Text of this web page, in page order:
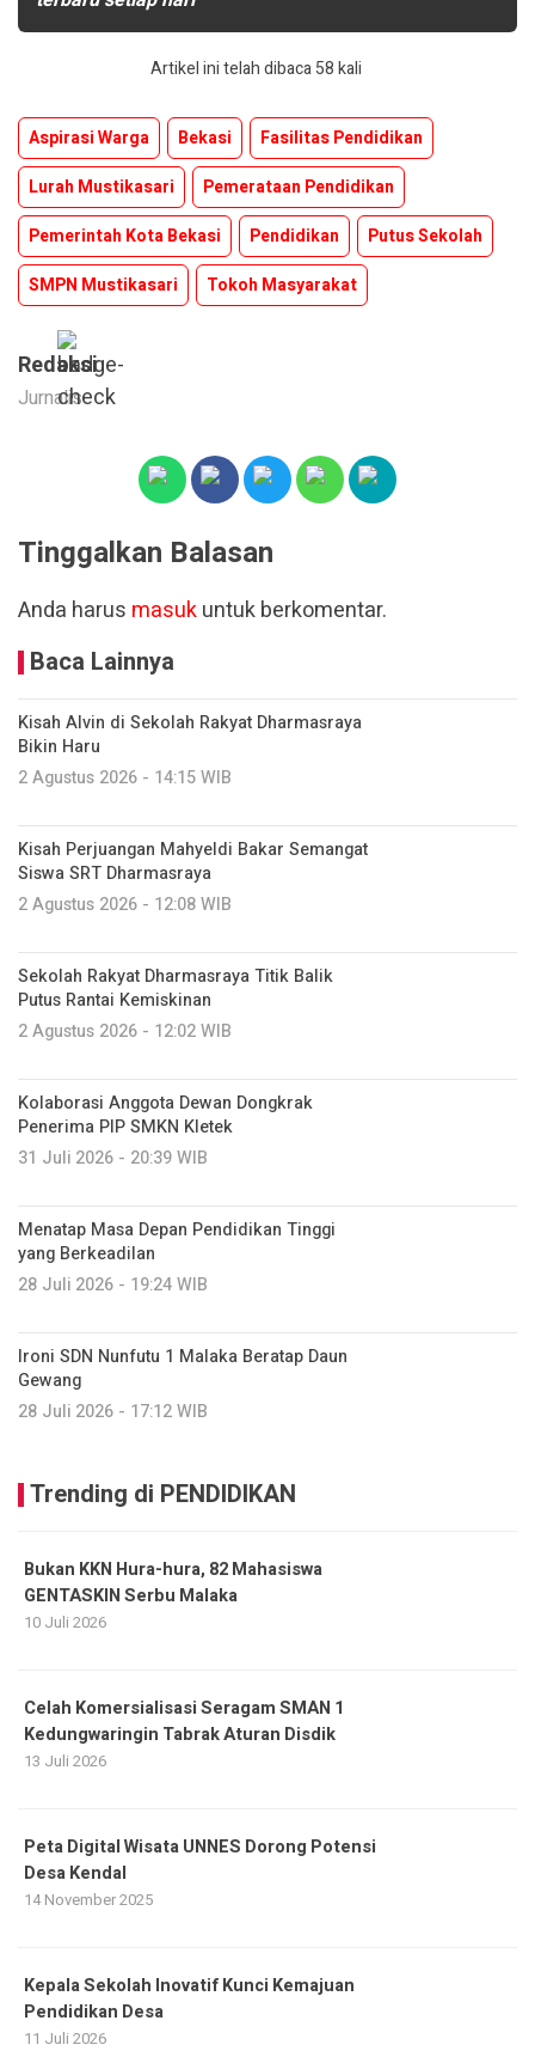
Artikel ini telah dibaca 58 kali
Aspirasi Warga Bekasi
Fasilitas Pendidikan
Lurah Mustikasari
Pemerataan Pendidikan
Pemerintah Kota Bekasi
Pendidikan
Putus Sekolah
SMPN Mustikasari
Tokoh Masyarakat
Redaksi
Jurnalis
Tinggalkan Balasan
Anda harus masukuntuk berkomentar.
Baca Lainnya
Kisah Alvin di Sekolah Rakyat Dharmasraya
Bikin Haru
2 Agustus 2026 - 14:15 WIB
Kisah Perjuangan Mahyeldi Bakar Semangat
Siswa SRT Dharmasraya
2 Agustus 2026 - 12:08 WIB
Sekolah Rakyat Dharmasraya Titik Balik
Putus Rantai Kemiskinan
2 Agustus 2026 - 12:02 WIB
Kolaborasi Anggota Dewan Dongkrak
Penerima PIP SMKN Kletek
31 Juli 2026 - 20:39 WIB
Menatap Masa Depan Pendidikan Tinggi
yang Berkeadilan
28 Juli 2026 - 19:24 WIB
Ironi SDN Nunfutu 1 Malaka Beratap Daun
Gewang
28 Juli 2026 - 17:12 WIB
Trending di PENDIDIKAN
Bukan KKN Hura-hura, 82 Mahasiswa
GENTASKIN Serbu Malaka
10 Juli 2026
Celah Komersialisasi Seragam SMAN 1
Kedungwaringin Tabrak Aturan Disdik
13 Juli 2026
Peta Digital Wisata UNNES Dorong Potensi
Desa Kendal
14 November 2025
Kepala Sekolah Inovatif Kunci Kemajuan
Pendidikan Desa
11 Juli 2026